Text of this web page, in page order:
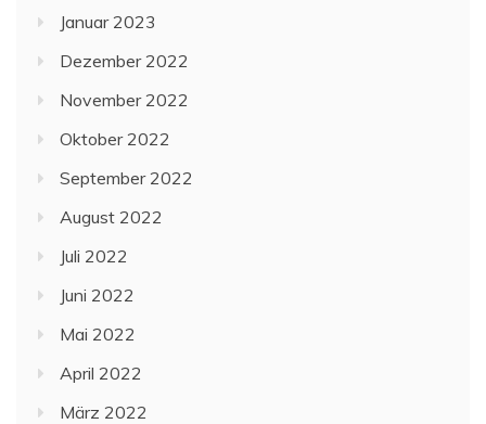
Januar 2023
Dezember 2022
November 2022
Oktober 2022
September 2022
August 2022
Juli 2022
Juni 2022
Mai 2022
April 2022
März 2022